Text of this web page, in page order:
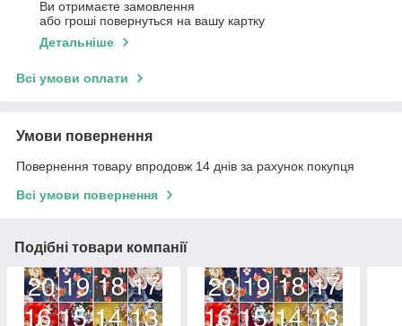
Ви отримаєте замовлення
або гроші повернуться на вашу картку
Детальніше
Всі умови оплати
Умови повернення
Повернення товару впродовж 14 днів за рахунок покупця
Всі умови повернення
Подібні товари компанії